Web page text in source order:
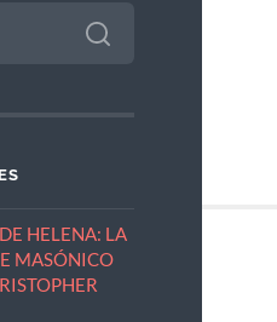
HELENA: LA
MASÓNICO